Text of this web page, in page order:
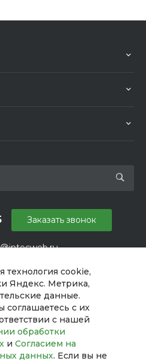
технология cookie,
Яндекс. Метрика,
данные.
соглашаетесь с их
с нашей
обработки
и Согласием на
данных. Если вы не
Даниловский Вал, 1
Заказать звонок